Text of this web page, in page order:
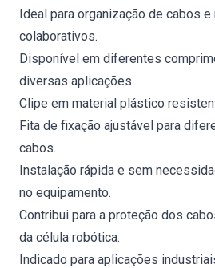
Ideal para organização de cabos
colaborativos.
Disponível em diferentes
diversas aplicações.
Clipe em material plástico
Fita de fixação ajustável para
cabos.
Instalação rápida e sem
no equipamento.
Contribui para a proteção dos
da célula robótica.
Indicado para aplicações